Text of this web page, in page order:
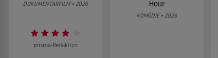
DOKUMENTARFILM • 2026
prisma-Redaktion
Hour
KOMÖDIE • 2026